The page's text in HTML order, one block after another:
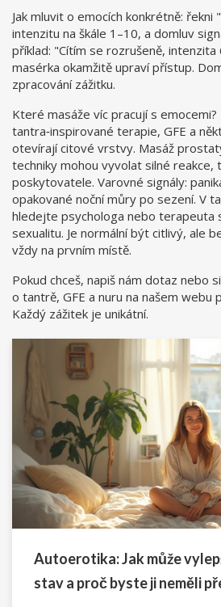
Jak mluvit o emocích konkrétně: řekni
intenzitu na škále 1–10, a domluv
příklad: "Cítím se rozrušeně,
masérka okamžitě upraví přístup.
zpracování zážitku.
Které masáže víc pracují s emocemi?
tantra‑inspirované terapie, GFE a
otevírají citové vrstvy. Masáž
techniky mohou vyvolat silné reakce,
poskytovatele. Varovné signály:
opakované noční můry po sezení. V
hledejte psychologa nebo terapeuta
sexualitu. Je normální být citlivý, ale
vždy na prvním místě.
Pokud chceš, napiš nám dotaz nebo
o tantrě, GFE a nuru na našem webu
Každý zážitek je unikátní.
Autoerotika: Jak může
stav a proč byste ji neměli